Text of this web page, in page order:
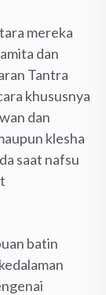
mereka
dan
Tantra
khususnya
dan
klesha
saat nafsu
batin